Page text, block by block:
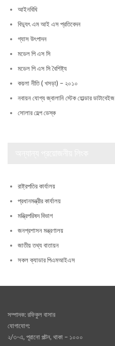
আইনবিধি
বিদ্যুৎ এম আই এস প্রতিবেদন
গ্যাস উৎপাদন
মডেল পি এস সি
মডেল পি এস সি বৈশিষ্ট্য
কয়লা নীতি ( খসড়া) – ২০১০
নবায়ন যোগ্য জ্বালানি স্টেক হোল্ডার ডাটাবেইজ
সোলার হেল্প ডেস্ক
রাষ্ট্রপতির কার্যালয়
প্রধানমন্ত্রীর কার্যালয়
মন্ত্রিপরিষদ বিভাগ
জনপ্রশাসন মন্ত্রণালয়
জাতীয় তথ্য বাতায়ন
সকল ক্যাডার পিএমআইএস
সম্পাদক: রফিকুল বাসার
যোগাযোগ:
২/৩-এ, পূরানো পল্টন, থাকা – ১০০০